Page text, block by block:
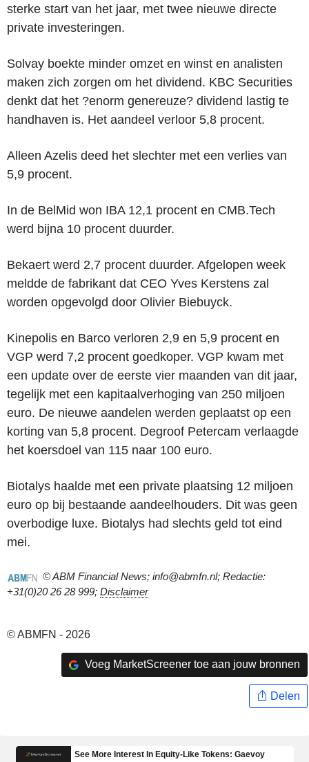
sterke start van het jaar, met twee nieuwe directe
private investeringen.
Solvay boekte minder omzet en winst en analisten
maken zich zorgen om het dividend. KBC Securities
denkt dat het ?enorm genereuze? dividend lastig te
handhaven is. Het aandeel verloor 5,8 procent.
Alleen Azelis deed het slechter met een verlies van
5,9 procent.
In de BelMid won IBA 12,1 procent en CMB.Tech
werd bijna 10 procent duurder.
Bekaert werd 2,7 procent duurder. Afgelopen week
meldde de fabrikant dat CEO Yves Kerstens zal
worden opgevolgd door Olivier Biebuyck.
Kinepolis en Barco verloren 2,9 en 5,9 procent en
VGP werd 7,2 procent goedkoper. VGP kwam met
een update over de eerste vier maanden van dit jaar,
tegelijk met een kapitaalverhoging van 250 miljoen
euro. De nieuwe aandelen werden geplaatst op een
korting van 5,8 procent. Degroof Petercam verlaagde
het koersdoel van 115 naar 100 euro.
Biotalys haalde met een private plaatsing 12 miljoen
euro op bij bestaande aandeelhouders. Dit was geen
overbodige luxe. Biotalys had slechts geld tot eind
mei.
© ABM Financial News; info@abmfn.nl; Redactie:
+31(0)20 26 28 999; Disclaimer
© ABMFN - 2026
Voeg MarketScreener toe aan jouw bronnen
Delen